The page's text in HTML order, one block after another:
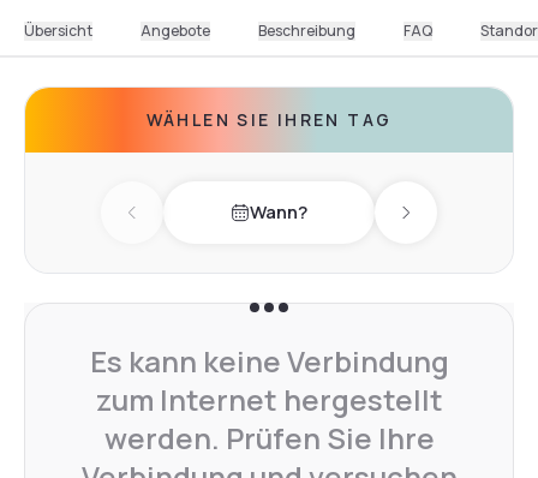
Übersicht Angebote Beschreibung FAQ
WÄHLEN SIE IHREN TAG
Previous day Wann? Next day
Es kann keine Verbindung
zum Internet hergestellt
werden. Prüfen Sie Ihre